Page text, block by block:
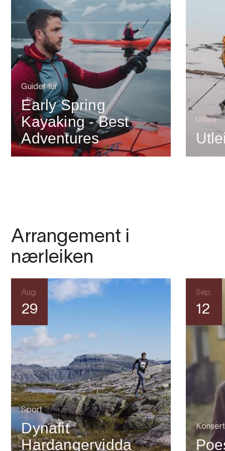
Guidet tur
Early Spring
Kayaking - Best
Adventures
Utleie
Arrangement i
nærleiken
Aug.
29
Sport
Dynafit
Hardangervidda
Sep.
12
Konsert